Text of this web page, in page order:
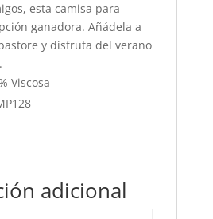
esta camisa para
ganadora. Añádela a
y disfruta del verano
Viscosa
adicional